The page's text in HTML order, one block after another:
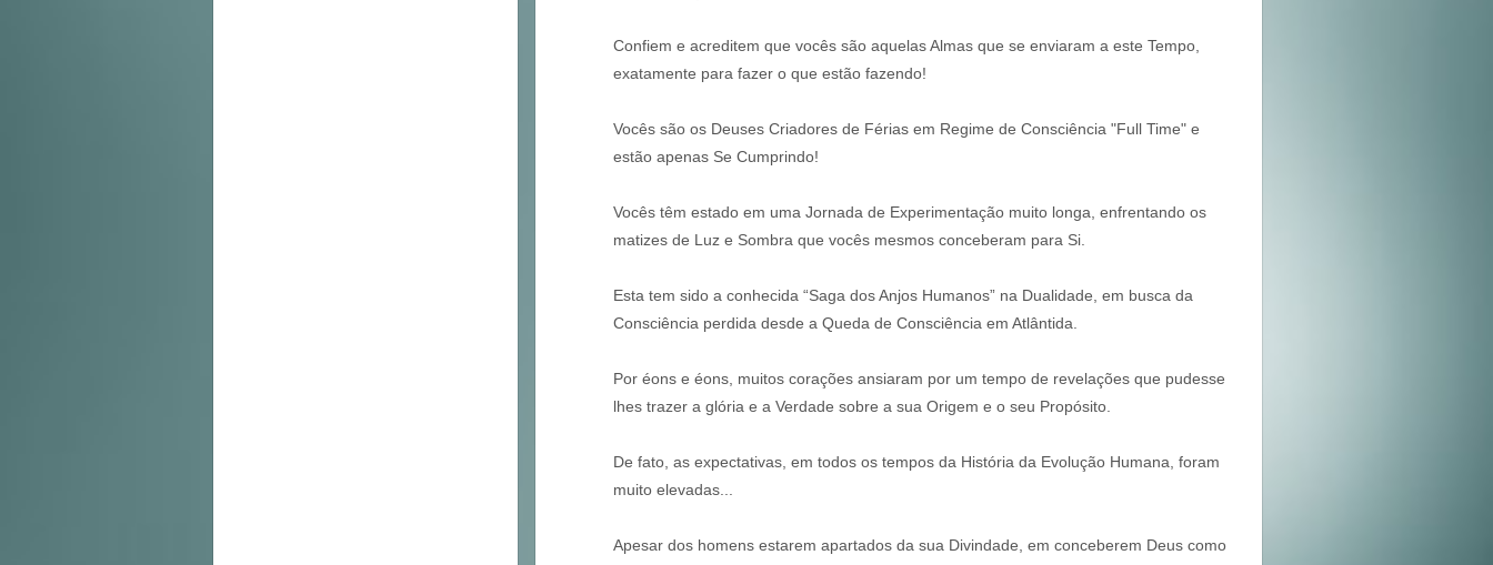
Confiem e acreditem que vocês são aquelas Almas que se enviaram a este Tempo,
exatamente para fazer o que estão fazendo!
Vocês são os Deuses Criadores de Férias em Regime de Consciência "Full Time" e
estão apenas Se Cumprindo!
Vocês têm estado em uma Jornada de Experimentação muito longa, enfrentando os
matizes de Luz e Sombra que vocês mesmos conceberam para Si.
Esta tem sido a conhecida “Saga dos Anjos Humanos” na Dualidade, em busca da
Consciência perdida desde a Queda de Consciência em Atlântida.
Por éons e éons, muitos corações ansiaram por um tempo de revelações que pudesse
lhes trazer a glória e a Verdade sobre a sua Origem e o seu Propósito.
De fato, as expectativas, em todos os tempos da História da Evolução Humana, foram
muito elevadas...
Apesar dos homens estarem apartados da sua Divindade, em conceberem Deus como